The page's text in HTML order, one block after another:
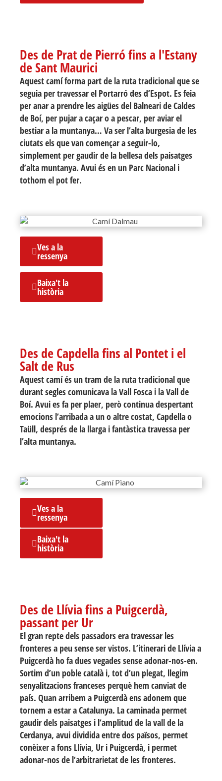
Des de Prat de Pierró fins a l'Estany
de Sant Maurici
Aquest camí forma part de la ruta tradicional que se
seguia per travessar el Portarró des d’Espot. Es feia
per anar a prendre les aigües del Balneari de Caldes
de Boí, per pujar a caçar o a pescar, per aviar el
bestiar a la muntanya… Va ser l’alta burgesia de les
ciutats els que van començar a seguir-lo,
simplement per gaudir de la bellesa dels paisatges
d’alta muntanya. Avui és en un Parc Nacional i
tothom el pot fer.
Ves a la
ressenya
Baixa't la
història
Des de Capdella fins al Pontet i el
Salt de Rus
Aquest camí és un tram de la ruta tradicional que
durant segles comunicava la Vall Fosca i la Vall de
Boí. Avui es fa per plaer, però continua despertant
emocions l’arribada a un o altre costat, Capdella o
Taüll, després de la llarga i fantàstica travessa per
l’alta muntanya.
Ves a la
ressenya
Baixa't la
història
Des de Llívia fins a Puigcerdà,
passant per Ur
El gran repte dels passadors era travessar les
fronteres a peu sense ser vistos. L’itinerari de Llívia a
Puigcerdà ho fa dues vegades sense adonar-nos-en.
Sortim d’un poble català i, tot d’un plegat, llegim
senyalitzacions franceses perquè hem canviat de
país. Quan arribem a Puigcerdà ens adonem que
tornem a estar a Catalunya. La caminada permet
gaudir dels paisatges i l’amplitud de la vall de la
Cerdanya, avui dividida entre dos països, permet
conèixer a fons Llívia, Ur i Puigcerdà, i permet
adonar-nos de l’arbitrarietat de les fronteres.